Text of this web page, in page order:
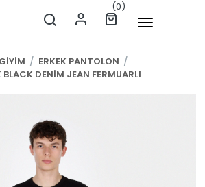
(0)
/ ERKEK PANTOLON /
DENİM JEAN FERMUARLI